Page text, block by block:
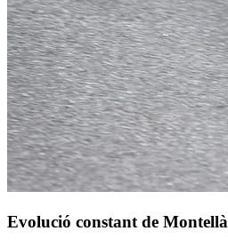
Evolució constant de Montellà